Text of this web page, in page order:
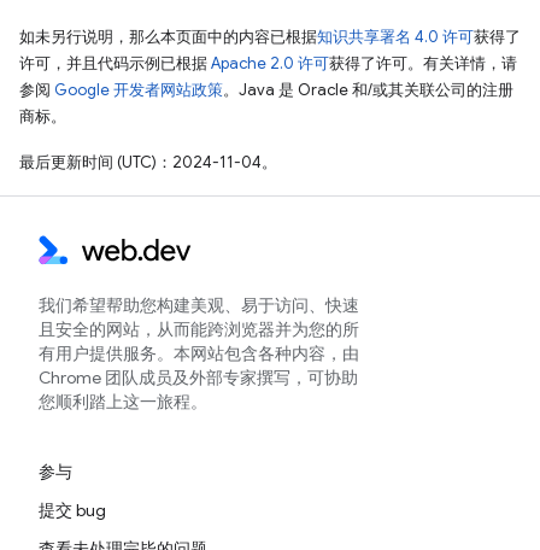
如未另行说明，那么本页面中的内容已根据知识共享署名 4.0 许可获得了
许可，并且代码示例已根据Apache 2.0 许可获得了许可。有关详情，请
参阅 Google 开发者网站政策。Java 是 Oracle 和/或其关联公司的注册
商标。
最后更新时间 (UTC)：2024-11-04。
我们希望帮助您构建美观、易于访问、快速
且安全的网站，从而能跨浏览器并为您的所
有用户提供服务。本网站包含各种内容，由
Chrome 团队成员及外部专家撰写，可协助
您顺利踏上这一旅程。
参与
提交 bug